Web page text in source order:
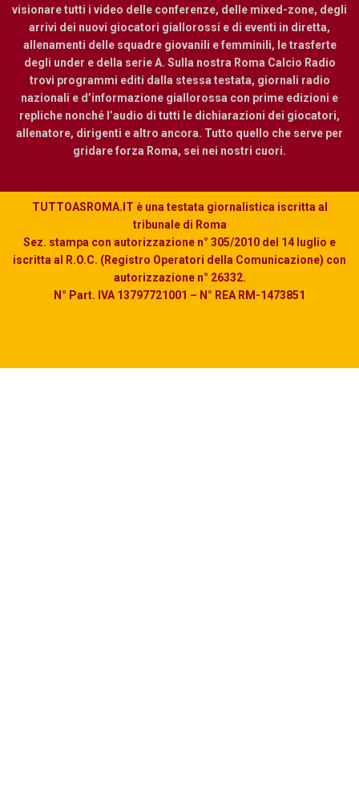
visionare tutti i video delle conferenze, delle mixed-zone, degli
arrivi dei nuovi giocatori giallorossi e di eventi in diretta,
allenamenti delle squadre giovanili e femminili, le trasferte
degli under e della serie A. Sulla nostra Roma Calcio Radio
trovi programmi editi dalla stessa testata, giornali radio
nazionali e d’informazione giallorossa con prime edizioni e
repliche nonché l’audio di tutti le dichiarazioni dei giocatori,
allenatore, dirigenti e altro ancora. Tutto quello che serve per
gridare forza Roma, sei nei nostri cuori.
TUTTOASROMA.IT è una testata giornalistica iscritta al
tribunale di Roma
Sez. stampa con autorizzazione n° 305/2010 del 14 luglio e
iscritta al R.O.C. (Registro Operatori della Comunicazione) con
autorizzazione n° 26332.
N° Part. IVA 13797721001 – N° REA RM-1473851